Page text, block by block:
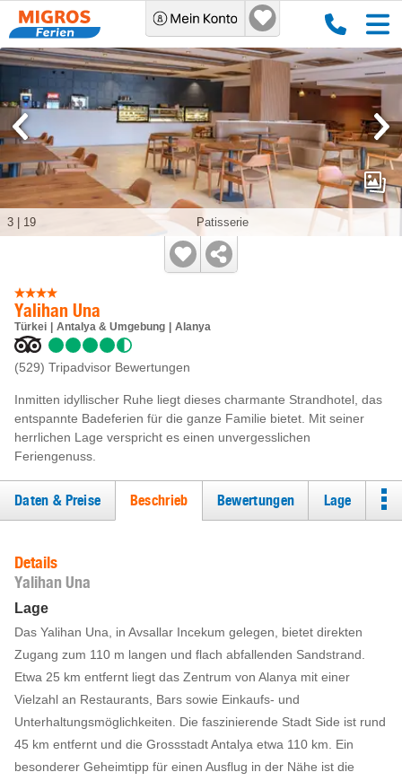
Yalihan Una
Türkei Antalya & Umgebung Alanya
(529) Tripadvisor Bewertungen
Inmitten idyllischer Ruhe liegt dieses charmante Strandhotel, das
entspannte Badeferien für die ganze Familie bietet. Mit seiner
herrlichen Lage verspricht es einen unvergesslichen
Feriengenuss.
Patisserie
3 19
Daten & Preise Beschrieb Bewertungen Lage
Details
Yalihan Una
Lage
Das Yalihan Una, in Avsallar Incekum gelegen, bietet direkten
Zugang zum 110 m langen und flach abfallenden Sandstrand.
Etwa 25 km entfernt liegt das Zentrum von Alanya mit einer
Vielzahl an Restaurants, Bars sowie Einkaufs- und
Unterhaltungsmöglichkeiten. Die faszinierende Stadt Side ist rund
45 km entfernt und die Grossstadt Antalya etwa 110 km. Ein
besonderer Geheimtipp für einen Ausflug in der Nähe ist die